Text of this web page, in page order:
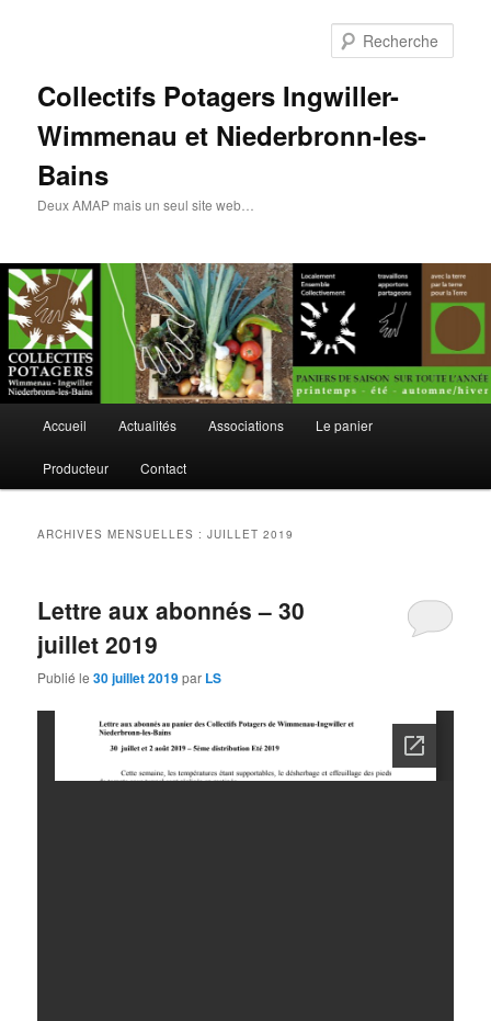
Collectifs Potagers Ingwiller-
Wimmenau et Niederbronn-les-
Bains
Deux AMAP mais un seul site web…
Aller
au
Aller
au
Accueil Actualités Associations Le panier
Producteur Contact
ARCHIVES MENSUELLES :JUILLET 2019
Lettre aux abonnés – 30
juillet 2019
Publié le30 juillet 2019par LS